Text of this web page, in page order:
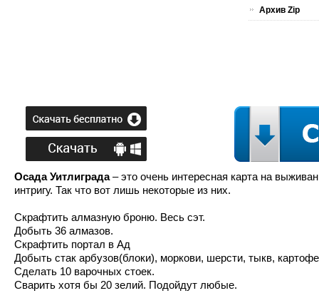
Архив Zip
Осада Уитлиграда– это очень интересная карта на
интригу. Так что вот лишь некоторые из них.
Скрафтить алмазную броню. Весь сэт.
Добыть 36 алмазов.
Скрафтить портал в Ад
Добыть стак арбузов(блоки), моркови, шерсти, тыкв,
Сделать 10 варочных стоек.
Сварить хотя бы 20 зелий. Подойдут любые.